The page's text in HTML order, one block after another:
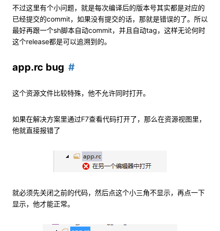
不过这里有个小问题，就是每次编译后的版本号其实都是对应的
已经提交的commit，如果没有提交的话，那就是错误的了。所以
最好再跟一个sh脚本自动commit，并且自动tag，这样无论何时
这个release都是可以追溯到的。
app.rc bug
这个资源文件比较特殊，他不允许同时打开。
如果在解决方案里通过F7查看代码打开了，那么在资源视图里，
他就直接报错了
就必须先关闭之前的代码，然后点这个小三角不显示，再点一下
显示，他才能正常。